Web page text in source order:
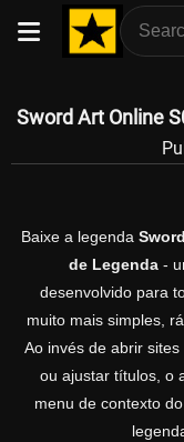
Sword Art Online
Baixe a legenda
de Legenda -
desenvolvido para
muito mais simples,
Ao invés de abrir
ou ajustar títulos, o
menu de contexto